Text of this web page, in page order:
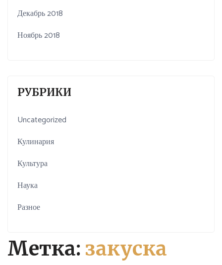
Метка: закуска
Декабрь 2018
Ноябрь 2018
РУБРИКИ
Uncategorized
Кулинария
Культура
Наука
Разное